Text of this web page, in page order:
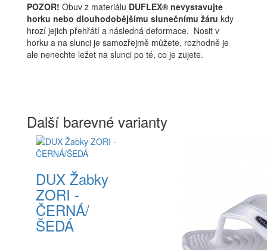
POZOR! Obuv z materiálu DUFLEX® nevystavujte
horku nebo dlouhodobějšímu slunečnímu žáru kdy
hrozí jejich přehřátí a následná deformace. Nosit v
horku a na slunci je samozřejmě můžete, rozhodně je
ale nenechte ležet na slunci po té, co je zujete.
Další barevné varianty
DUX Žabky
ZORI -
ČERNÁ/
ŠEDÁ